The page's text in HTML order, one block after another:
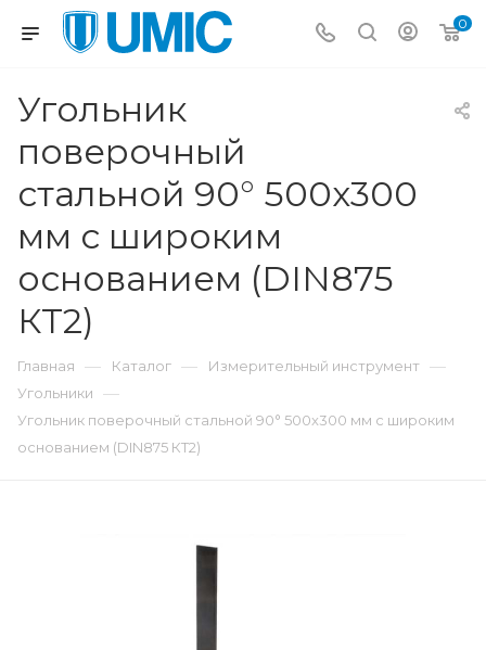
0
Угольник
поверочный
стальной 90° 500x300
мм с широким
основанием (DIN875
КТ2)
Главная — Каталог — Измерительный инструмент —
Угольники —
Угольник поверочный стальной 90° 500x300 мм с широким
основанием (DIN875 КТ2)